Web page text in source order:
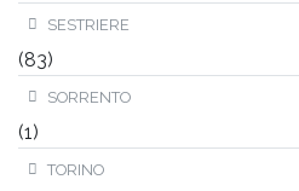
SESTRIERE
(83)
SORRENTO
(1)
TORINO